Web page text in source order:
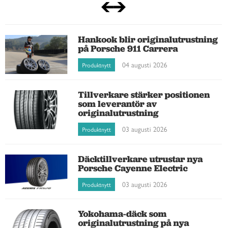
Hankook blir originalutrustning
på Porsche 911 Carrera
Produktnytt 04 augusti 2026
Tillverkare stärker positionen
som leverantör av
originalutrustning
Produktnytt 03 augusti 2026
Däcktillverkare utrustar nya
Porsche Cayenne Electric
Produktnytt 03 augusti 2026
Yokohama-däck som
originalutrustning på nya